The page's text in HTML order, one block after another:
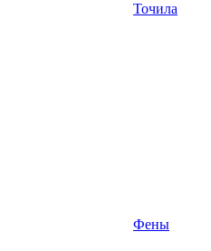
Точила
Фены